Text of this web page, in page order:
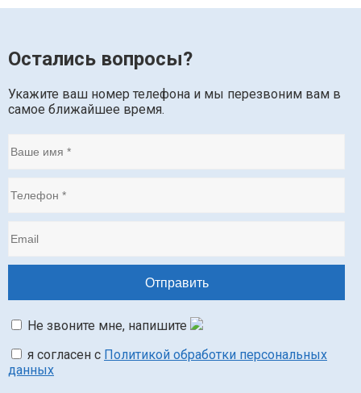
Остались вопросы?
Укажите ваш номер телефона и мы перезвоним вам в
самое ближайшее время.
Не звоните мне, напишите
я согласен с Политикой обработки персональных
данных